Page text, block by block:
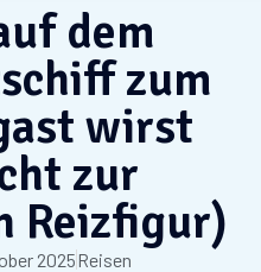
dem
zum
wirst
zur
Reizfigur)
2025Reisen